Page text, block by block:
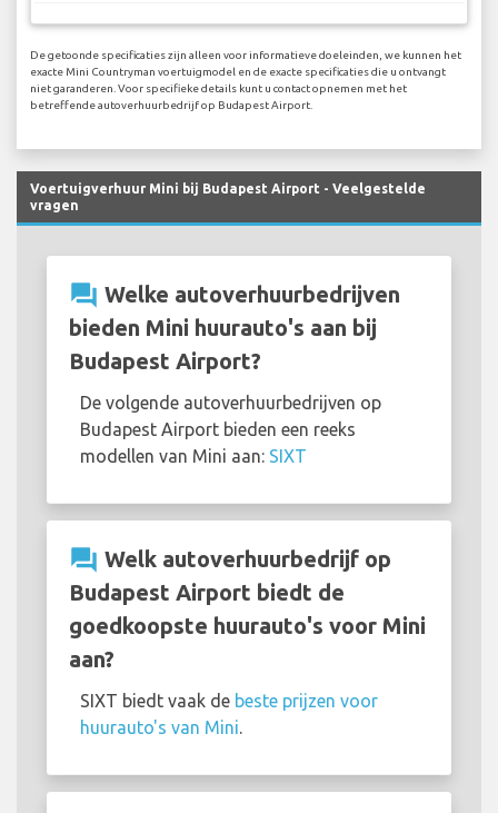
De getoonde specificaties zijn alleen voor informatieve doeleinden, we kunnen het
exacte Mini Countryman voertuigmodel en de exacte specificaties die u ontvangt
niet garanderen. Voor specifieke details kunt u contact opnemen met het
betreffende autoverhuurbedrijf op Budapest Airport.
Voertuigverhuur Mini bij Budapest Airport - Veelgestelde
vragen
question_answer Welke autoverhuurbedrijven
bieden Mini huurauto's aan bij
Budapest Airport?
De volgende autoverhuurbedrijven op
Budapest Airport bieden een reeks
modellen van Mini aan: SIXT
question_answer Welk autoverhuurbedrijf op
Budapest Airport biedt de
goedkoopste huurauto's voor Mini
aan?
SIXT biedt vaak de beste prijzen voor
huurauto's van Mini